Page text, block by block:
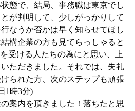
態で、結局、事務職は東京でし
が判明して、少しがっかりして
なうか否かは早く知らせてほし
構企業の方も見てらっしゃると
受ける人たちの為にと思い、上
ただきました。それでは、失礼
られた方、次のステップも頑張
1時3分)
案内を頂きました！落ちたと思